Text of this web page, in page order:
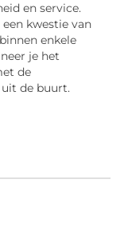
en service.
kwestie van
enkele
je het
de
de buurt.